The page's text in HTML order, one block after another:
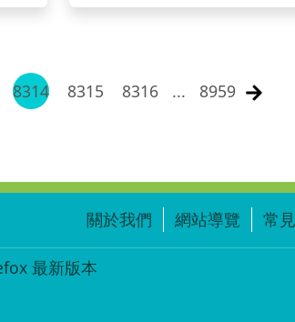
8314 8315 8316 ... 8959
關於我們 網站導覽 常
最新版本